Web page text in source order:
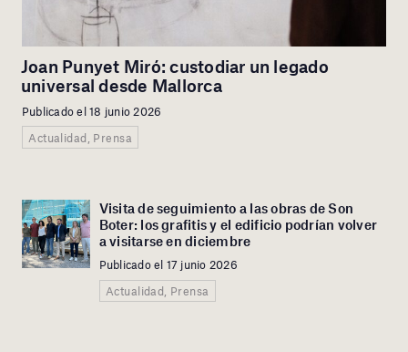
Joan Punyet Miró: custodiar un legado
universal desde Mallorca
Publicado el 18 junio 2026
Actualidad, Prensa
Visita de seguimiento a las obras de Son
Boter: los grafitis y el edificio podrían volver
a visitarse en diciembre
Publicado el 17 junio 2026
Actualidad, Prensa